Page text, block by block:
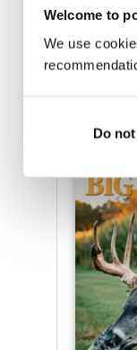
Welcome to
We use
Do